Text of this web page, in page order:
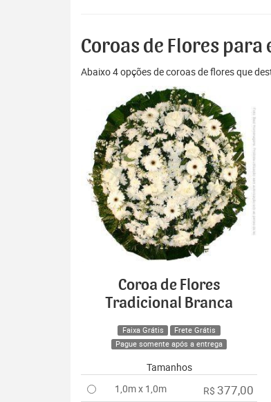
Coroas de Flores
Abaixo 4 opções de coroas de flores que
Coroa de Flores
Tradicional Branca
Faixa Grátis
Frete Grátis
Pague somente após a entrega
Tamanhos
1,0m x 1,0m
R$ 377,00